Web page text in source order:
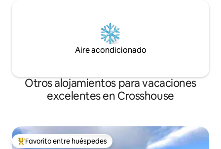
Aire acondicionado
Otros alojamientos para vacaciones
excelentes en Crosshouse
Favorito entre huéspedes preferido
Favorito entre huéspedes